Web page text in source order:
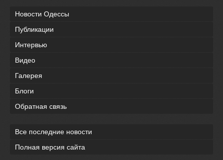
Новости Одессы
Публикации
Интервью
Видео
Галерея
Блоги
Обратная связь
Все последние новости
Полная версия сайта